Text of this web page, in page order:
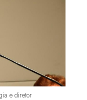
e diretor